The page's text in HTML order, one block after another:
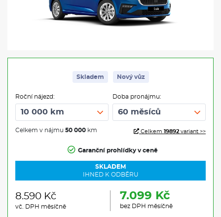
Skladem Nový vůz
Roční nájezd:
Celkem v nájmu 50 000 km
Doba pronájmu:
Celkem 19892 variant >>
Garanční prohlídky v ceně
SKLADEM
IHNED K ODBĚRU
8.590 Kč
vč. DPH měsíčně
7.099 Kč
bez DPH měsíčně